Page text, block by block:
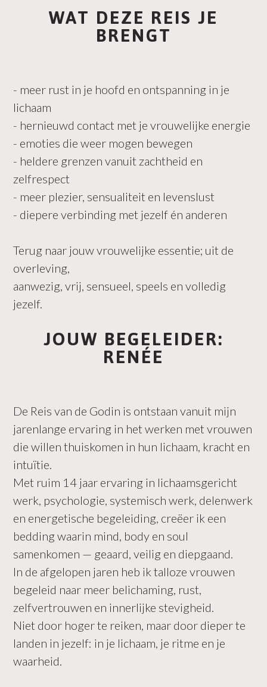
WAT DEZE REIS JE
BRENGT
- meer rust in je hoofd en ontspanning in je
lichaam
- hernieuwd contact met je vrouwelijke energie
- emoties die weer mogen bewegen
- heldere grenzen vanuit zachtheid en
zelfrespect
- meer plezier, sensualiteit en levenslust
- diepere verbinding met jezelf én anderen
Terug naar jouw vrouwelijke essentie; uit de
overleving,
aanwezig, vrij, sensueel, speels en volledig
jezelf.
JOUW BEGELEIDER:
RENÉE
De Reis van de Godin is ontstaan vanuit mijn
jarenlange ervaring in het werken met vrouwen
die willen thuiskomen in hun lichaam, kracht en
intuïtie.
Met ruim 14 jaar ervaring in lichaamsgericht
werk, psychologie, systemisch werk, delenwerk
en energetische begeleiding, creëer ik een
bedding waarin mind, body en soul
samenkomen — geaard, veilig en diepgaand.
In de afgelopen jaren heb ik talloze vrouwen
begeleid naar meer belichaming, rust,
zelfvertrouwen en innerlijke stevigheid.
Niet door hoger te reiken, maar door dieper te
landen in jezelf: in je lichaam, je ritme en je
waarheid.